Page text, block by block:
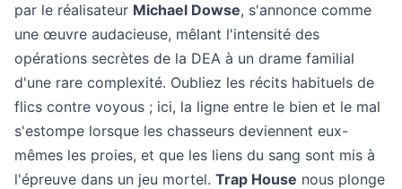
par le réalisateur Michael Dowse, s'annonce comme
une œuvre audacieuse, mêlant l'intensité des
opérations secrètes de la DEA à un drame familial
d'une rare complexité. Oubliez les récits habituels de
flics contre voyous ; ici, la ligne entre le bien et le mal
s'estompe lorsque les chasseurs deviennent eux-
mêmes les proies, et que les liens du sang sont mis à
l'épreuve dans un jeu mortel. Trap House nous plonge